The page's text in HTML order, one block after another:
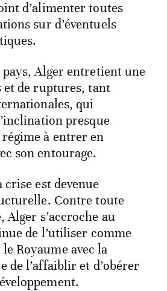
d’alimenter toutes
sur d’éventuels
pays, Alger entretient une
et de ruptures, tant
qui
presque
à entrer en
son entourage.
est devenue
Contre toute
s’accroche au
de l’utiliser comme
Royaume avec la
de l’affaiblir et d’obérer